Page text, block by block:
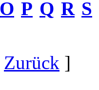
O P Q R S
Zurück ]